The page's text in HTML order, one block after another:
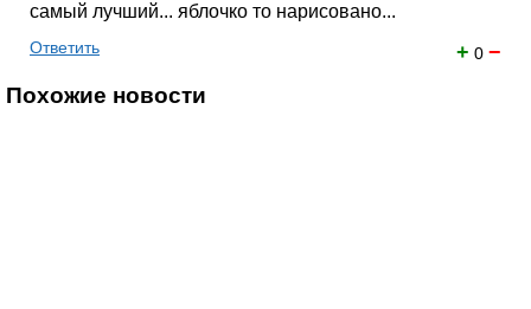
самый лучший... яблочко то нарисовано...
+ 0 −
Ответить
Похожие новости